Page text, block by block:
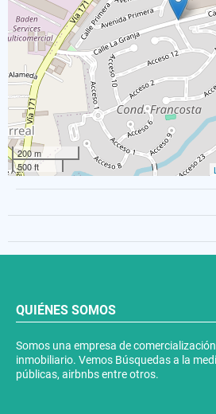
200 m
500 ft
QUIÉNES SOMOS
Somos una empresa de
inmobiliario. Vemos Búsquedas a la
públicas, airbnbs entre otros.